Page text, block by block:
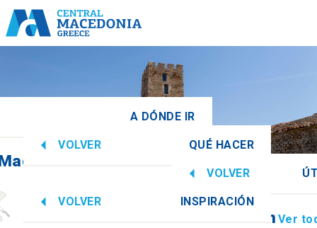
A DÓNDE IR
Central
VOLVER QUÉ HACER
VOLVER
Información Ver
VOLVER INSPIRACIÓN